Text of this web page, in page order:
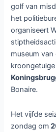
golf van
het
organiseert
museum
Bonaire.
Het vijfde
zondag om